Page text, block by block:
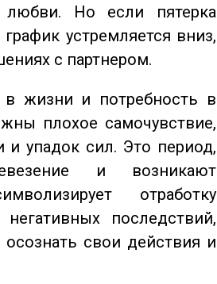
Но если пятерка
устремляется вниз,
с партнером.
жизни и потребность в
плохое самочувствие,
и упадок сил. Это период,
и возникают
отработку
последствий,
свои действия и